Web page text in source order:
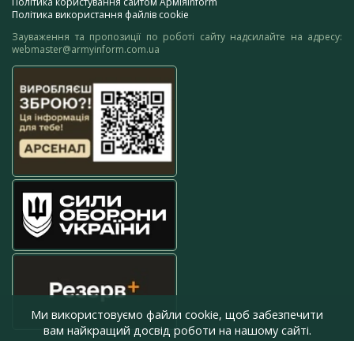
Політика використання файлів cookie
Зауваження та пропозиції по роботі сайту надсилайте на адресу:
webmaster@armyinform.com.ua
Ми використовуємо файли cookie, щоб забезпечити
вам найкращий досвід роботи на нашому сайті.